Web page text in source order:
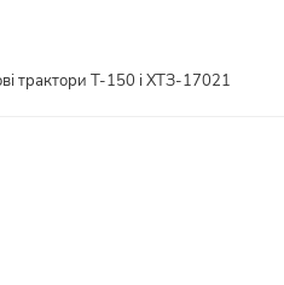
трактори Т-150 і ХТЗ-17021